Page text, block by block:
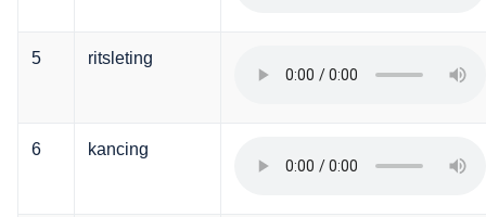
5 ritsleting
6 kancing